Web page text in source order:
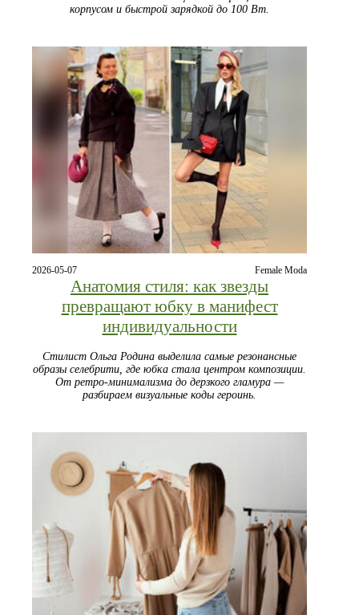
корпусом и быстрой зарядкой до 100 Вт.
2026-05-07 Female Moda
Анатомия стиля: как звезды
превращают юбку в манифест
индивидуальности
Стилист Ольга Родина выделила самые резонансные
образы селебрити, где юбка стала центром композиции.
От ретро-минимализма до дерзкого гламура —
разбираем визуальные коды героинь.